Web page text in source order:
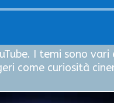
Audio
I temi sono
come curiosità